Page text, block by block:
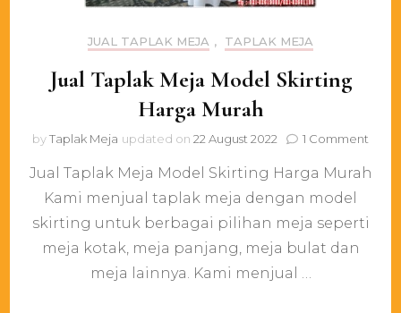
JUAL TAPLAK MEJA , TAPLAK MEJA
Jual Taplak Meja Model Skirting
Harga Murah
byTaplak Meja updated on 22 August 2022 1 Comment
Jual Taplak Meja Model Skirting Harga Murah
Kami menjual taplak meja dengan model
skirting untuk berbagai pilihan meja seperti
meja kotak, meja panjang, meja bulat dan
meja lainnya. Kami menjual …